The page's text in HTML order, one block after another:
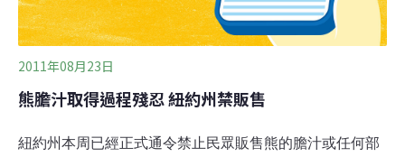
2011年08月23日
熊膽汁取得過程殘忍 紐約州禁販售
紐約州本周已經正式通令禁止民眾販售熊的膽汁或任何部